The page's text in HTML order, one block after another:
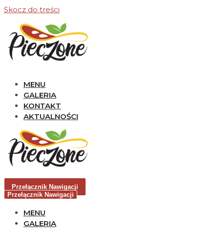
Skocz do treści
MENU
GALERIA
KONTAKT
AKTUALNOŚCI
Przełącznik Nawigacji
Przełącznik Nawigacji
MENU
GALERIA